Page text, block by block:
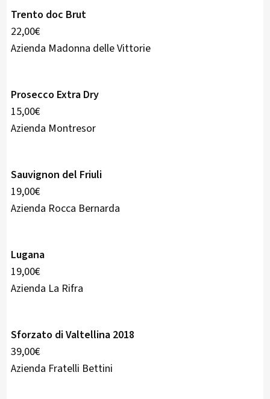
Trento doc Brut
22,00€
Azienda Madonna delle Vittorie
Prosecco Extra Dry
15,00€
Azienda Montresor
Sauvignon del Friuli
19,00€
Azienda Rocca Bernarda
Lugana
19,00€
Azienda La Rifra
Sforzato di Valtellina 2018
39,00€
Azienda Fratelli Bettini